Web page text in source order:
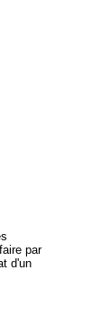
par
d'un